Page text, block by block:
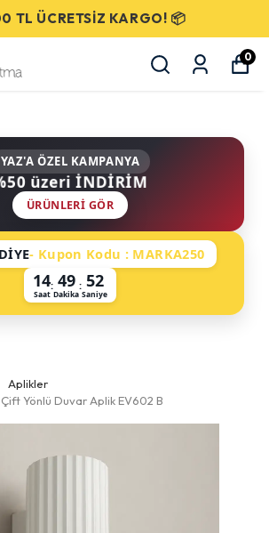
TL ÜCRETSİZ KARGO! 📦
0
YAZ'A ÖZEL KAMPANYA
üzeri İNDİRİM
ÜRÜNLERI GÖR
- Kupon Kodu : MARKA250
14
Saat
: 49
Dakika
: 52
Saniye
Aplikler
Yönlü Duvar Aplik EV602 B